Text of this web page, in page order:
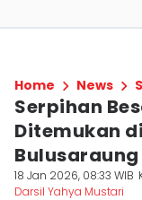
Home News
Serpihan
Ditemukan
Bulusaraung
18 Jan 2026, 08:33 WIB
Darsil Yahya Mustari